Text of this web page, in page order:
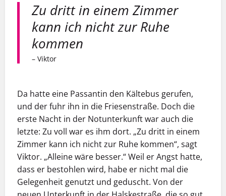
Zu dritt in einem Zimmer
kann ich nicht zur Ruhe
kommen
– Viktor
Da hatte eine Passantin den Kältebus gerufen,
und der fuhr ihn in die Friesenstraße. Doch die
erste Nacht in der Notunterkunft war auch die
letzte: Zu voll war es ihm dort. „Zu dritt in einem
Zimmer kann ich nicht zur Ruhe kommen“, sagt
Viktor. „Alleine wäre besser.“ Weil er Angst hatte,
dass er bestohlen wird, habe er nicht mal die
Gelegenheit genutzt und geduscht. Von der